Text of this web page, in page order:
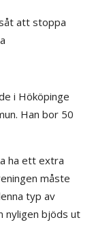
att stoppa
i Hököpinge
Han bor 50
ha ett extra
måste
typ av
nyligen bjöds ut